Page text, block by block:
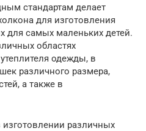
стандартам делает
для изготовления
для самых маленьких детей.
областях
одежды, в
различного размера,
а также в
различных